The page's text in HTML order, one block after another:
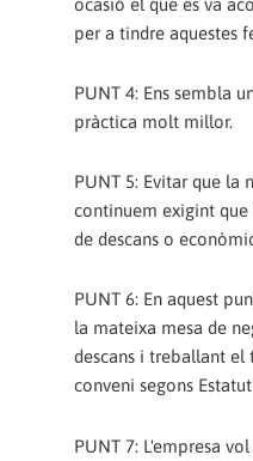
per a tindre aquestes
PUNT 4: Ens sembla
pràctica molt millor.
PUNT 5: Evitar que la
continuem exigint
de descans o
PUNT 6: En aquest
la mateixa mesa de
descans i treballant el
conveni segons
PUNT 7: L'empresa